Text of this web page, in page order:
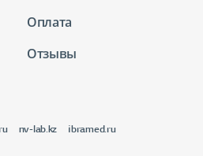
Оплата
Отзывы
nv-lab.kz ibramed.ru